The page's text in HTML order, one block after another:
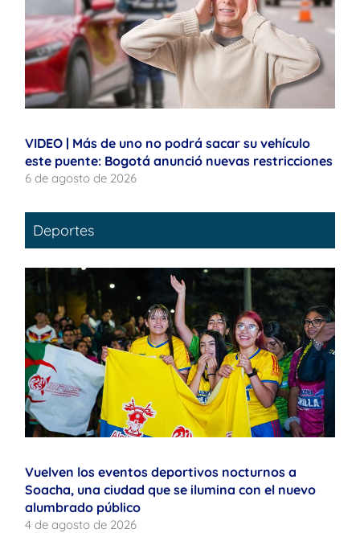
VIDEO | Más de uno no podrá sacar su vehículo
este puente: Bogotá anunció nuevas restricciones
6 de agosto de 2026
Deportes
Vuelven los eventos deportivos nocturnos a
Soacha, una ciudad que se ilumina con el nuevo
alumbrado público
4 de agosto de 2026